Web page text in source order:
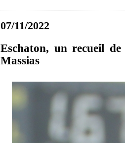
07/11/2022
Eschaton, un recueil
Massias